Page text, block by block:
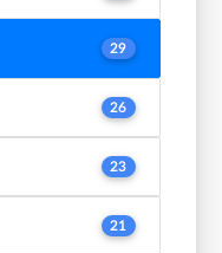
29
26
23
21